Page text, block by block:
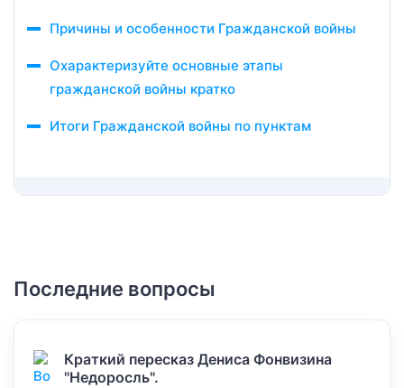
Причины и особенности Гражданской войны
Охарактеризуйте основные этапы
гражданской войны кратко
Итоги Гражданской войны по пунктам
Последние вопросы
Краткий пересказ Дениса Фонвизина
"Недоросль".